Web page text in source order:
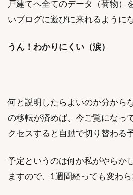
戸建てへ全てのデータ（荷物）
いブログに遊びに来れるように
うん！わかりにくい（涙）
何と説明したらよいのか分から
の移転が済めば、今ご覧になっ
クセスすると自動で切り替わる
予定というのは何か私がやらか
ますので、1週間経っても変わ